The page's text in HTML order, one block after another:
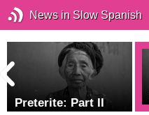
News in Slow Spanish
Preterite: Part II